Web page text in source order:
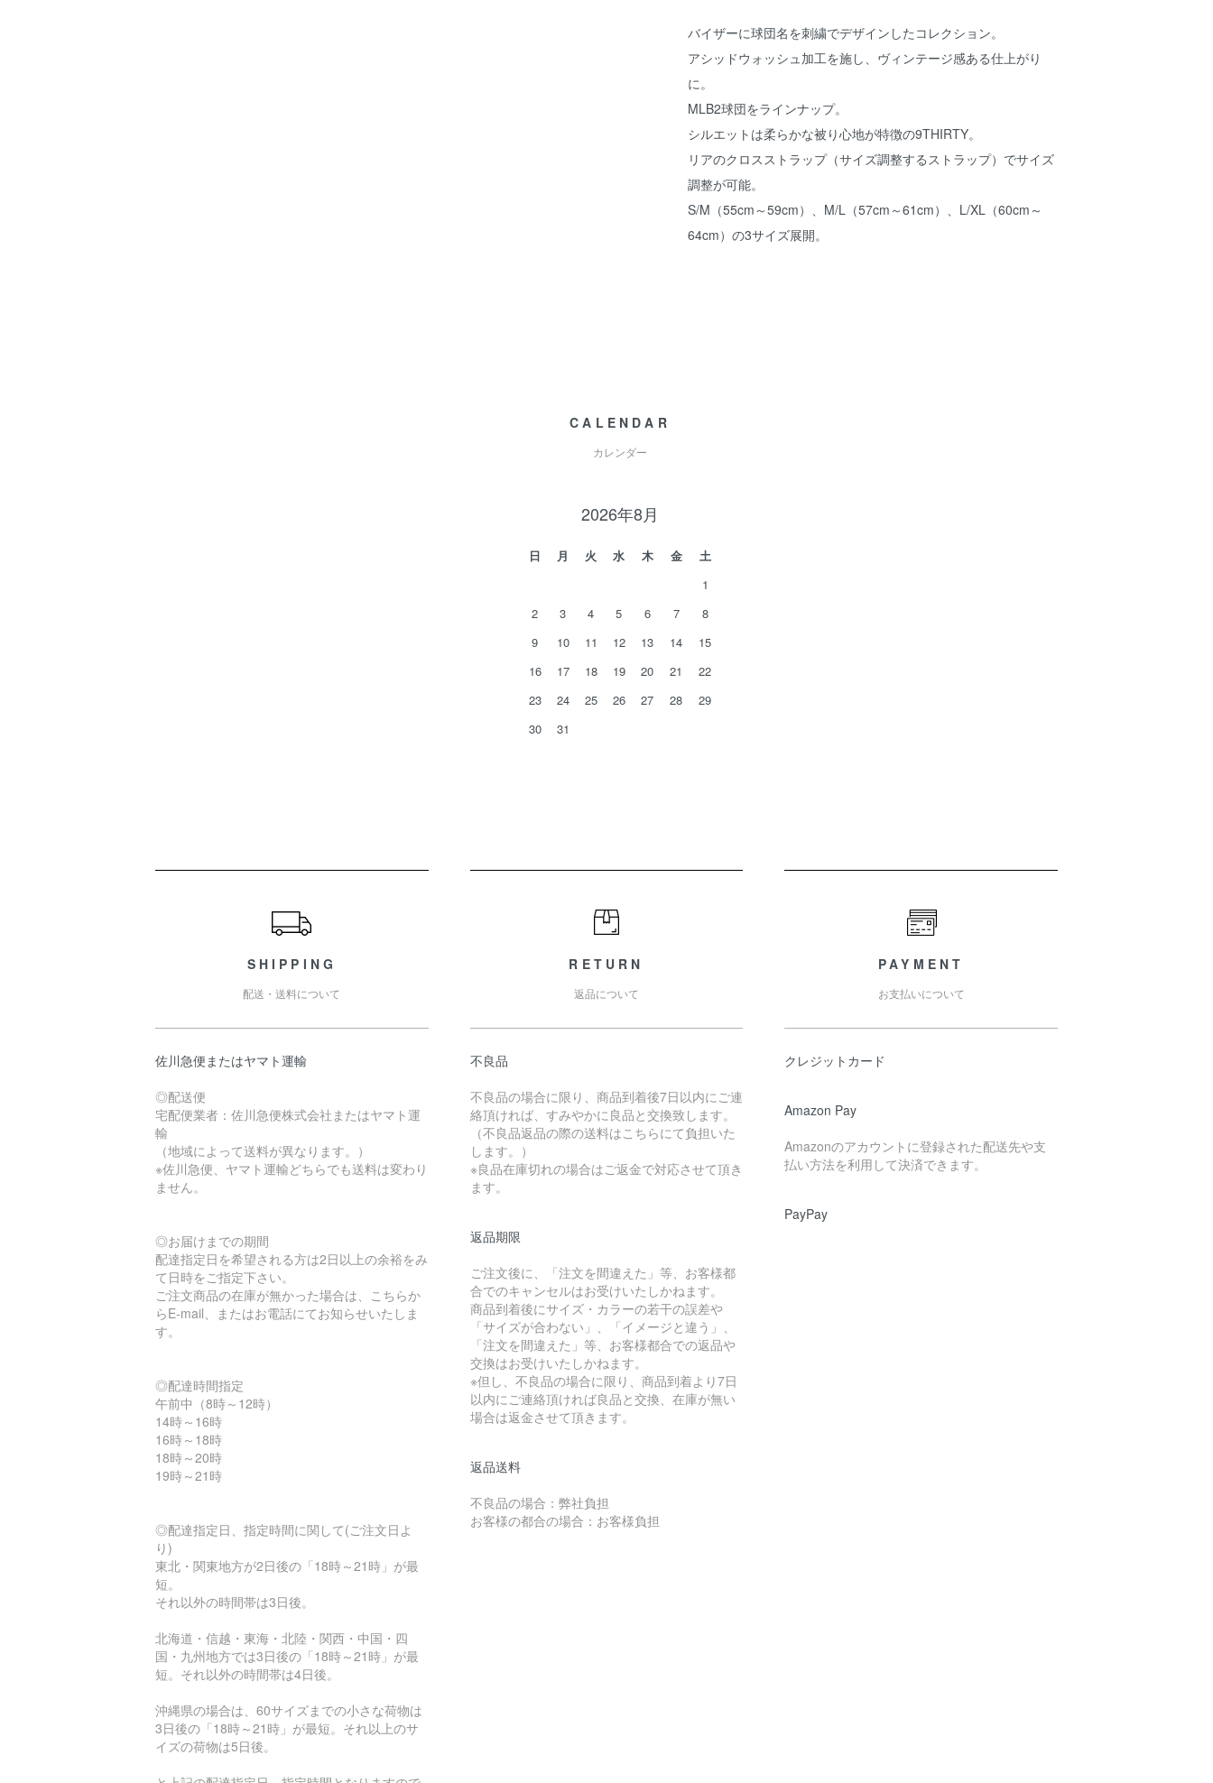
バイザーに球団名を刺繍でデザインしたコレクション。
アシッドウォッシュ加工を施し、ヴィンテージ感ある仕上がり
に。
MLB2球団をラインナップ。
シルエットは柔らかな被り心地が特徴の9THIRTY。
リアのクロスストラップ（サイズ調整するストラップ）でサイズ
調整が可能。
S/M（55cm～59cm）、M/L（57cm～61cm）、L/XL（60cm～
64cm）の3サイズ展開。
CALENDAR
カレンダー
2026年8月
日 月 火 水 木 金
土
1
2
3 4 5 6 7
8
9
10 11 12 13 14
15
16
17 18 19 20 21
22
23
24 25 26 27 28
29
30
31
SHIPPING
配送・送料について
佐川急便またはヤマト運輸
◎配送便
宅配便業者：佐川急便株式会社またはヤマト運
輸
（地域によって送料が異なります。）
※佐川急便、ヤマト運輸どちらでも送料は変わり
ません。
◎お届けまでの期間
配達指定日を希望される方は2日以上の余裕をみ
て日時をご指定下さい。
ご注文商品の在庫が無かった場合は、こちらか
らE-mail、またはお電話にてお知らせいたしま
す。
◎配達時間指定
午前中（8時～12時）
14時～16時
16時～18時
18時～20時
19時～21時
◎配達指定日、指定時間に関して(ご注文日よ
り)
東北・関東地方が2日後の「18時～21時」が最
短。
それ以外の時間帯は3日後。
北海道・信越・東海・北陸・関西・中国・四
国・九州地方では3日後の「18時～21時」が最
短。それ以外の時間帯は4日後。
沖縄県の場合は、60サイズまでの小さな荷物は
3日後の「18時～21時」が最短。それ以上のサ
イズの荷物は5日後。
RETURN
返品について
不良品
不良品の場合に限り、商品到着後7日以内にご連
絡頂ければ、すみやかに良品と交換致します。
（不良品返品の際の送料はこちらにて負担いた
します。）
※良品在庫切れの場合はご返金で対応させて頂き
ます。
返品期限
ご注文後に、「注文を間違えた」等、お客様都
合でのキャンセルはお受けいたしかねます。
商品到着後にサイズ・カラーの若干の誤差や
「サイズが合わない」、「イメージと違う」、
「注文を間違えた」等、お客様都合での返品や
交換はお受けいたしかねます。
※但し、不良品の場合に限り、商品到着より7日
以内にご連絡頂ければ良品と交換、在庫が無い
場合は返金させて頂きます。
返品送料
不良品の場合：弊社負担
お客様の都合の場合：お客様負担
PAYMENT
お支払いについて
クレジットカード
Amazon Pay
Amazonのアカウントに登録された配送先や支
払い方法を利用して決済できます。
PayPay